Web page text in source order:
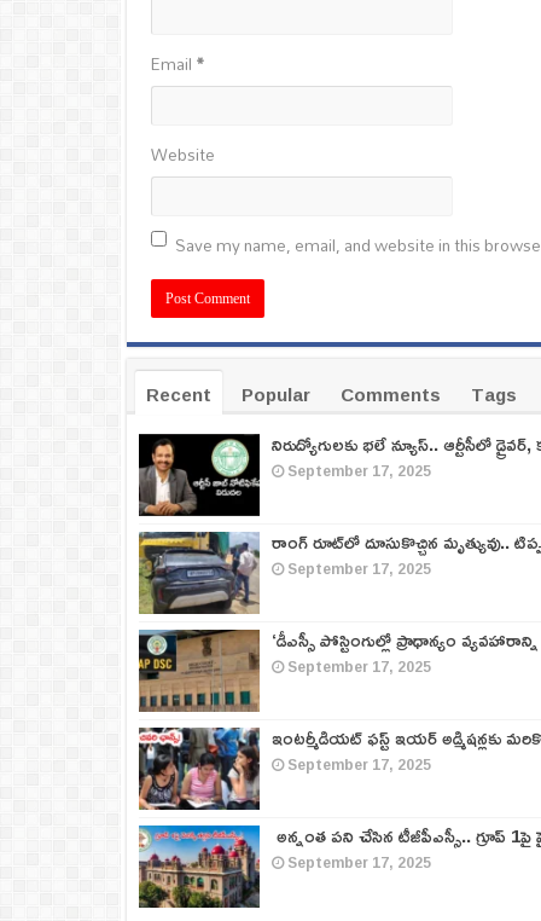
Email*
Website
Save my name, email, and website in this
Recent Popular Comments
Tags
నిరుద్యోగులకు భలే న్యూస్.. ఆర్టీసీలో
September 17, 2025
రాంగ్ రూట్‌లో దూసుకొచ్చిన మృత్యువు..
September 17, 2025
‘డీఎస్సీ పోస్టింగుల్లో ప్రాధాన్యం
September 17, 2025
ఇంటర్మీడియట్ ఫస్ట్‌ ఇయర్‌ అడ్మిషన్లకు
September 17, 2025
అన్నంత పని చేసిన టీజీపీఎస్సీ.. గ్రూప్‌
September 17, 2025